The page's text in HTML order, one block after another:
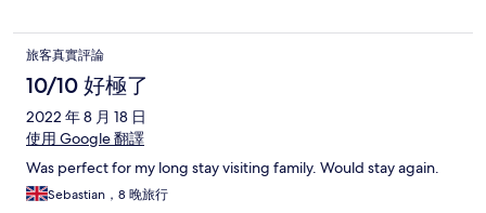
旅客真實評論
10/10 好極了
2022 年 8 月 18 日
使用 Google 翻譯
Was perfect for my long stay visiting family. Would stay again.
Sebastian，8 晚旅行